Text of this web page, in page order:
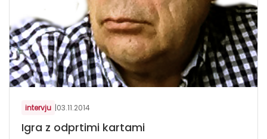
intervju |03.11.2014
Igra z odprtimi kartami